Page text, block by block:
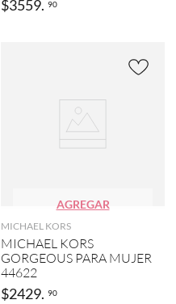
$3559. 90
AGREGAR
MICHAEL KORS
MICHAEL KORS
GORGEOUS PARA MUJER
44622
$2429. 90